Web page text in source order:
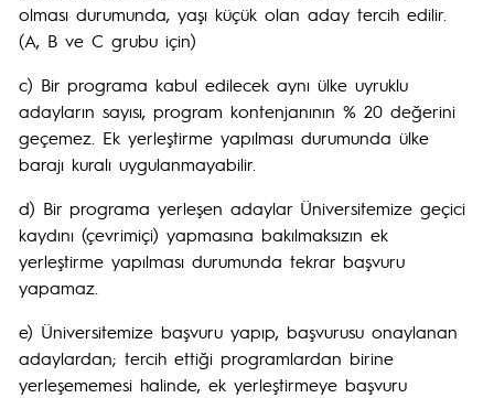
olması durumunda, yaşı küçük olan aday tercih edilir.
(A, B ve C grubu için)
c) Bir programa kabul edilecek aynı ülke uyruklu
adayların sayısı, program kontenjanının % 20 değerini
geçemez. Ek yerleştirme yapılması durumunda ülke
barajı kuralı uygulanmayabilir.
d) Bir programa yerleşen adaylar Üniversitemize geçici
kaydını (çevrimiçi) yapmasına bakılmaksızın ek
yerleştirme yapılması durumunda tekrar başvuru
yapamaz.
e) Üniversitemize başvuru yapıp, başvurusu onaylanan
adaylardan; tercih ettiği programlardan birine
yerleşememesi halinde, ek yerleştirmeye başvuru